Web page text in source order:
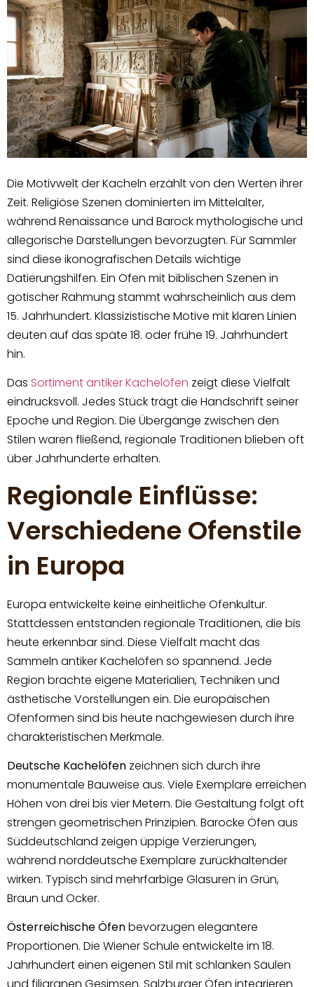
Die Motivwelt der Kacheln erzählt von den Werten ihrer
Zeit. Religiöse Szenen dominierten im Mittelalter,
während Renaissance und Barock mythologische und
allegorische Darstellungen bevorzugten. Für Sammler
sind diese ikonografischen Details wichtige
Datierungshilfen. Ein Ofen mit biblischen Szenen in
gotischer Rahmung stammt wahrscheinlich aus dem
15. Jahrhundert. Klassizistische Motive mit klaren Linien
deuten auf das späte 18. oder frühe 19. Jahrhundert
hin.
Das Sortiment antiker Kachelöfen zeigt diese Vielfalt
eindrucksvoll. Jedes Stück trägt die Handschrift seiner
Epoche und Region. Die Übergänge zwischen den
Stilen waren fließend, regionale Traditionen blieben oft
über Jahrhunderte erhalten.
Regionale Einflüsse:
Verschiedene Ofenstile
in Europa
Europa entwickelte keine einheitliche Ofenkultur.
Stattdessen entstanden regionale Traditionen, die bis
heute erkennbar sind. Diese Vielfalt macht das
Sammeln antiker Kachelöfen so spannend. Jede
Region brachte eigene Materialien, Techniken und
ästhetische Vorstellungen ein. Die europäischen
Ofenformen sind bis heute nachgewiesen durch ihre
charakteristischen Merkmale.
Deutsche Kachelöfen zeichnen sich durch ihre
monumentale Bauweise aus. Viele Exemplare erreichen
Höhen von drei bis vier Metern. Die Gestaltung folgt oft
strengen geometrischen Prinzipien. Barocke Öfen aus
Süddeutschland zeigen üppige Verzierungen,
während norddeutsche Exemplare zurückhaltender
wirken. Typisch sind mehrfarbige Glasuren in Grün,
Braun und Ocker.
Österreichische Öfenbevorzugen elegantere
Proportionen. Die Wiener Schule entwickelte im 18.
Jahrhundert einen eigenen Stil mit schlanken Säulen